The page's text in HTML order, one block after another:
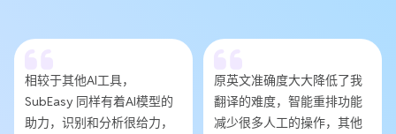
相较于其他AI工具，
SubEasy 同样有着AI模型的
助力，识别和分析很给力，
原英文准确度大大降低了我
翻译的难度，智能重排功能
减少很多人工的操作，其他